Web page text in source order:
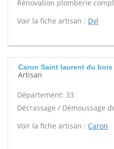
Rénovation plomberie
Voir la fiche artisan : Dyl
Caron Saint laurent du bois
Artisan
Département: 33
Décrassage / Démoussage
Voir la fiche artisan : Caron